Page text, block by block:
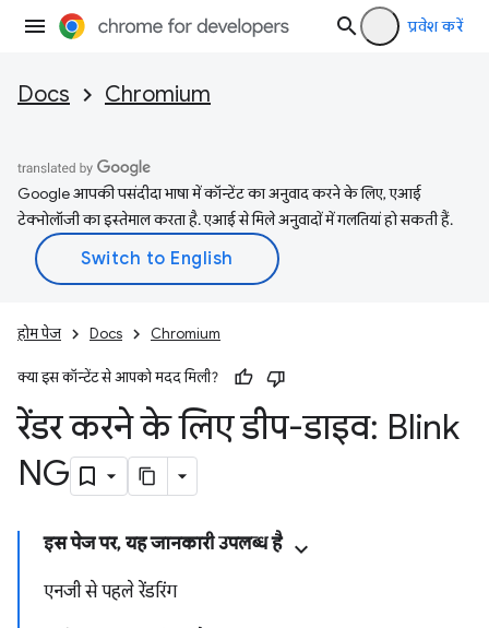
प्रवेश करें
Docs Chromium
Google आपकी पसंदीदा भाषा में कॉन्टेंट का अनुवाद करने के लिए, एआई
टेक्नोलॉजी का इस्तेमाल करता है. एआई से मिले अनुवादों में गलतियां हो सकती हैं.
होम पेज Docs Chromium
क्या इस कॉन्टेंट से आपको मदद मिली?
रेंडर करने के लिए डीप-डाइव: Blink
NG
इस पेज पर, यह जानकारी उपलब्ध है
एनजी से पहले रेंडरिंग